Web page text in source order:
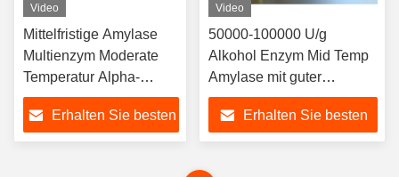
Video
Mittelfristige Amylase
Multienzym Moderate
Temperatur Alpha-
Amylase α-Amylase
Erhalten Sie besten
Video
50000-100000 U/g
Alkohol Enzym Mid Temp
Amylase mit guter
Löslichkeit
Erhalten Sie besten